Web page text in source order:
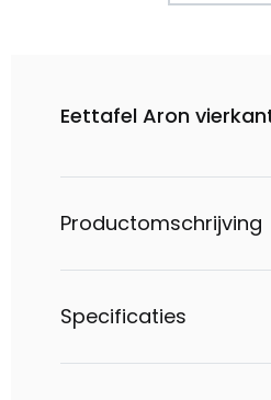
Eettafel Aron
Productomschrijving
Specificaties